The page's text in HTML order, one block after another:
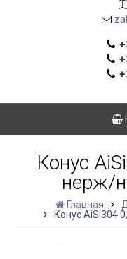
Конус
нерж/
Главная
Конус AiSi304